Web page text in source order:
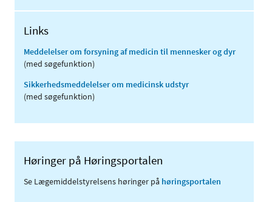
Links
Meddelelser om forsyning af medicin til mennesker og dyr
(med søgefunktion)
Sikkerhedsmeddelelser om medicinsk udstyr
(med søgefunktion)
Høringer på Høringsportalen
Se Lægemiddelstyrelsens høringer på høringsportalen